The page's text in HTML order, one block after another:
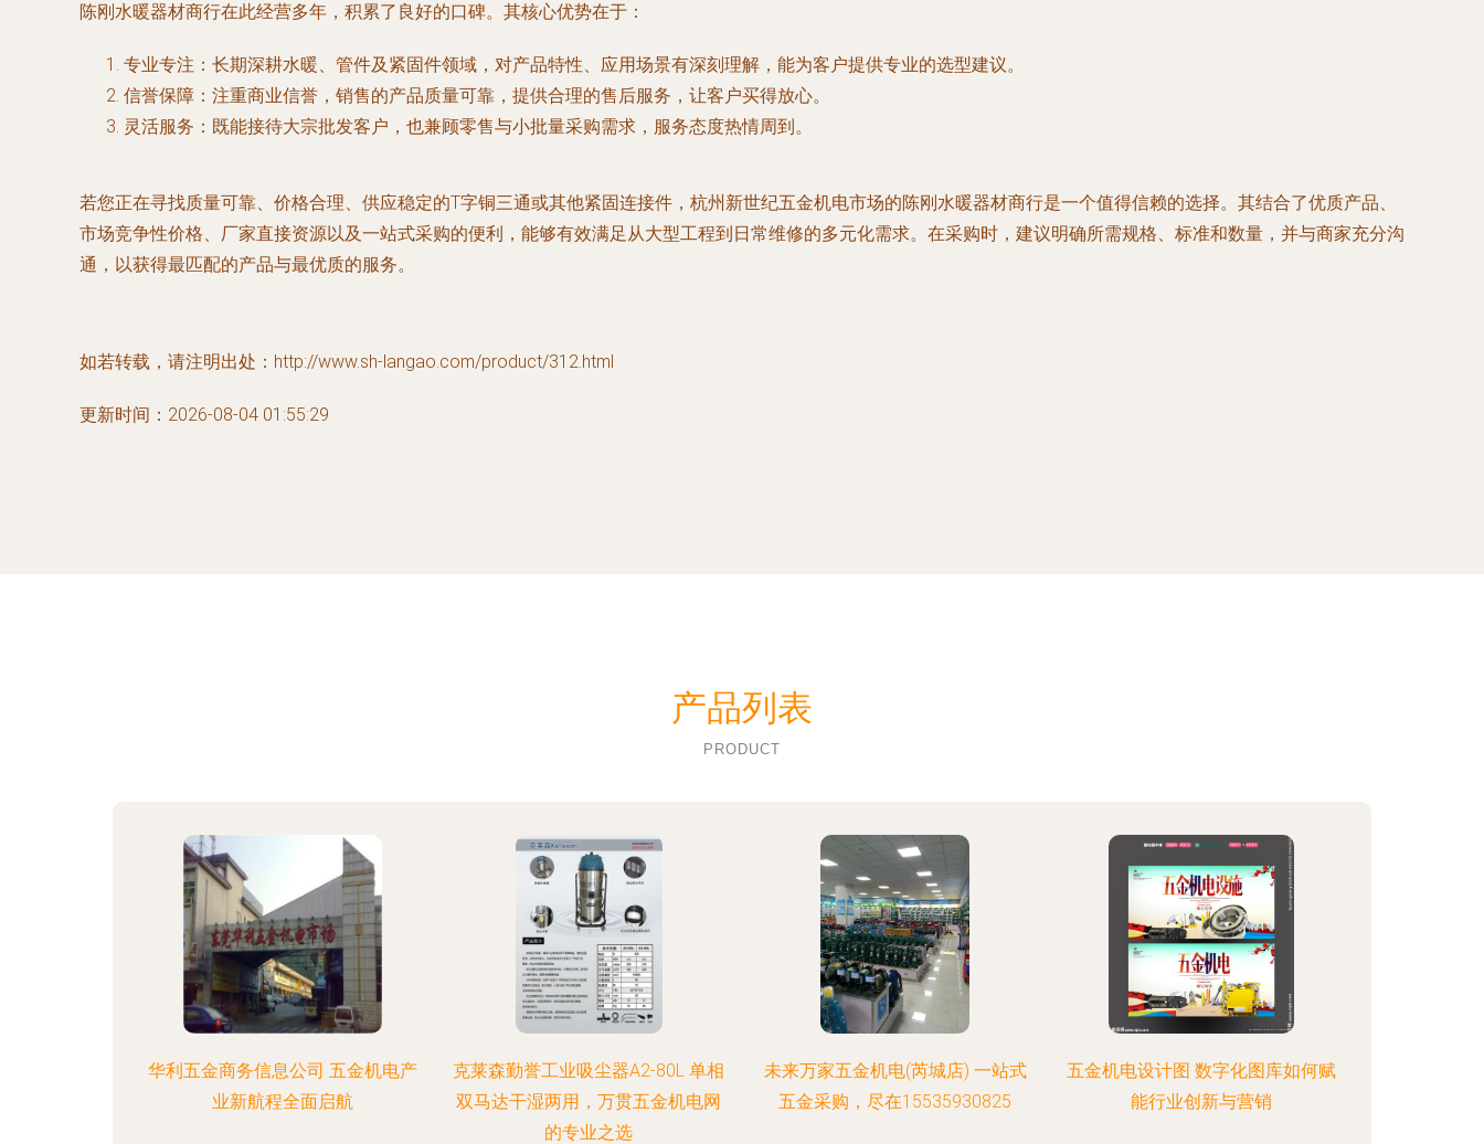
陈刚水暖器材商行在此经营多年，积累了良好的口碑。其核心优势在于：
专业专注 ：长期深耕水暖、管件及紧固件领域，对产品特性、应用场景有深刻理解，能为客户提供专业的选型建议。
信誉保障 ：注重商业信誉，销售的产品质量可靠，提供合理的售后服务，让客户买得放心。
灵活服务 ：既能接待大宗批发客户，也兼顾零售与小批量采购需求，服务态度热情周到。
若您正在寻找质量可靠、价格合理、供应稳定的T字铜三通或其他紧固连接件，杭州新世纪五金机电市场的陈刚水暖器材商行是一个值得信赖的选择。其结合了优质产品、
市场竞争性价格、厂家直接资源以及一站式采购的便利，能够有效满足从大型工程到日常维修的多元化需求。在采购时，建议明确所需规格、标准和数量，并与商家充分沟
通，以获得最匹配的产品与最优质的服务。
如若转载，请注明出处：http://www.sh-langao.com/product/312.html
更新时间：2026-08-04 01:55:29
产品列表
PRODUCT
华利五金商务信息公司 五金机电产
业新航程全面启航
克莱森勤誉工业吸尘器A2-80L 单相
双马达干湿两用，万贯五金机电网
的专业之选
未来万家五金机电(芮城店) 一站式
五金采购，尽在15535930825
五金机电设计图 数字化图库如何赋
能行业创新与营销